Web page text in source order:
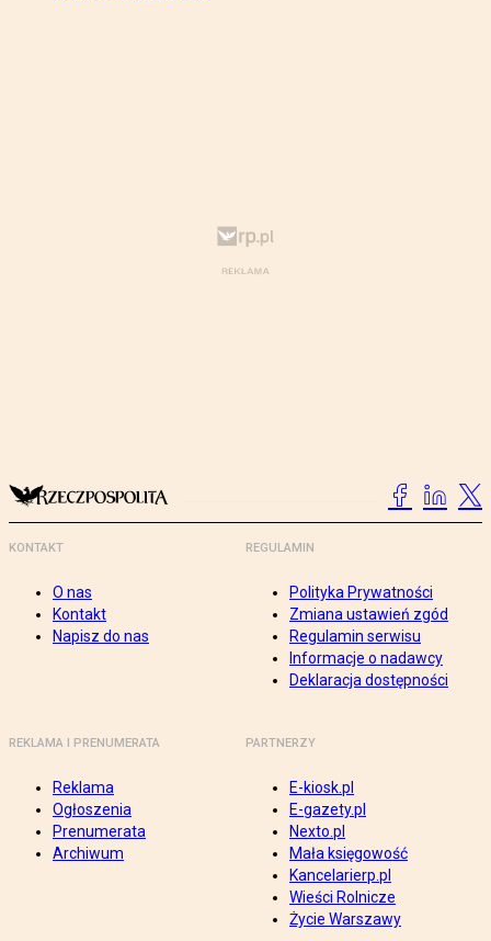
KONTAKT
O nas
Kontakt
Napisz do nas
REGULAMIN
Polityka Prywatności
Zmiana ustawień zgód
Regulamin serwisu
Informacje o nadawcy
Deklaracja dostępności
REKLAMA I PRENUMERATA
Reklama
Ogłoszenia
Prenumerata
Archiwum
PARTNERZY
E-kiosk.pl
E-gazety.pl
Nexto.pl
Mała księgowość
Kancelarierp.pl
Wieści Rolnicze
Życie Warszawy